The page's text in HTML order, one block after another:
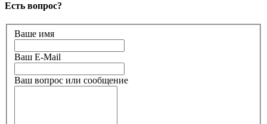
Есть вопрос?
Ваше имя
Ваш E-Mail
Ваш вопрос или сообщение